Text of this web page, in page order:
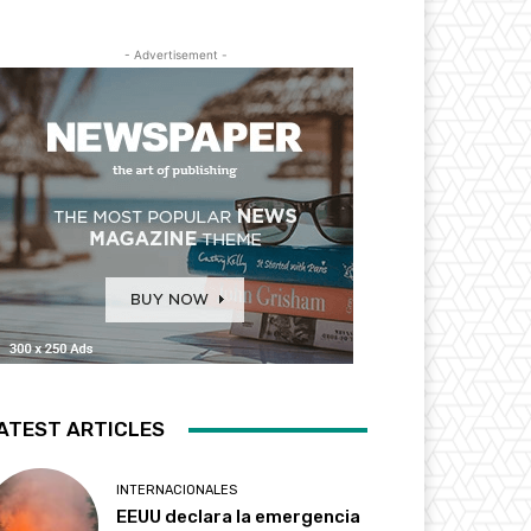
- Advertisement -
ARTICLES
INTERNACIONALES
EEUU declara la emergencia